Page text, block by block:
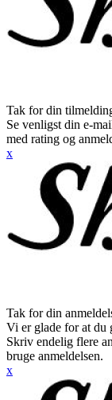
Tak for din
Se venligst din e-
med rating og
x
Tak for din
Vi er glade for at du
Skriv endelig flere
bruge anmeldelsen.
x